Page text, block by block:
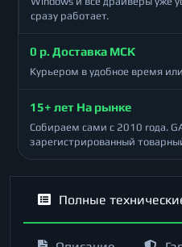
сразу работает.
0 р. Доставка МСК
Курьером в удобное время
15+ лет На рынке
Собираем сами с 2010 года.
зарегистрированный
Полные